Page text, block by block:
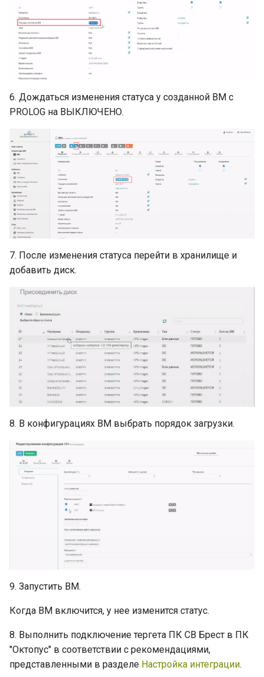
6. Дождаться изменения статуса у созданной ВМ с
PROLOG на ВЫКЛЮЧЕНО.
7. После изменения статуса перейти в хранилище и
добавить диск.
8. В конфигурациях ВМ выбрать порядок загрузки.
9. Запустить ВМ.
Когда ВМ включится, у нее изменится статус.
8. Выполнить подключение тергета ПК СВ Брест в ПК
"Октопус" в соответствии с рекомендациями,
представленными в разделе Настройка интеграции.